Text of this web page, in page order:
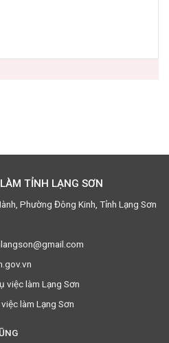
TỈNH LẠNG SƠN
Phường Đông Kinh, Tỉnh Lạng Sơn
việc làm Lạng Sơn
làm Lạng Sơn